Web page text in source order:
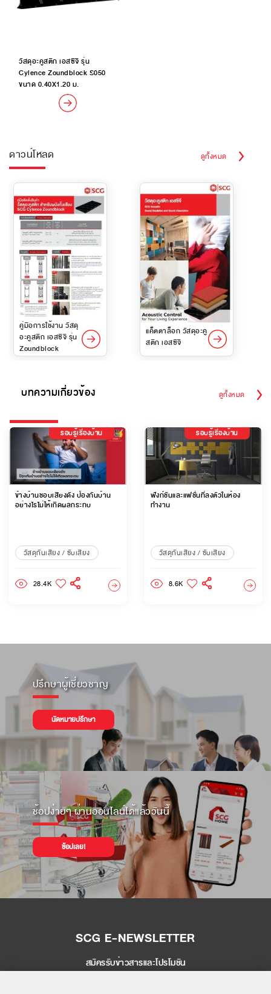
วัสดุอะคูสติก เอสซีจี รุ่น
Cylence Zoundblock S050
ขนาด 0.40X1.20 ม.
ดาวน์โหลด ดูทั้งหมด
คู่มือการใช้งาน วัสดุ
อะคูสติก เอสซีจี รุ่น
Zoundblock
แค็ตตาล็อก วัสดุอะคู
สติก เอสซีจี
บทความเกี่ยวข้อง ดูทั้งหมด
รอบรู้เรื่องบ้าน
ข้างบ้านชอบเสียงดัง ป้องกันบ้าน
อย่างไรไม่ให้เกิดผลกระทบ
วัสดุกันเสียง / ซับเสียง
28.4K
รอบรู้เรื่องบ้าน
ฟังก์ชันและแฟชั่นที่ลงตัวในห้อง
ทำงาน
วัสดุกันเสียง / ซับเสียง
8.6K
ปรึกษาผู้เชี่ยวชาญ
นัดหมายปรึกษา
ช้อปง่ายๆ ผ่านออนไลน์ได้แล้ววันนี้
ช้อปเลย!
SCG E-NEWSLETTER
สมัครรับข่าวสารและโปรโมชัน